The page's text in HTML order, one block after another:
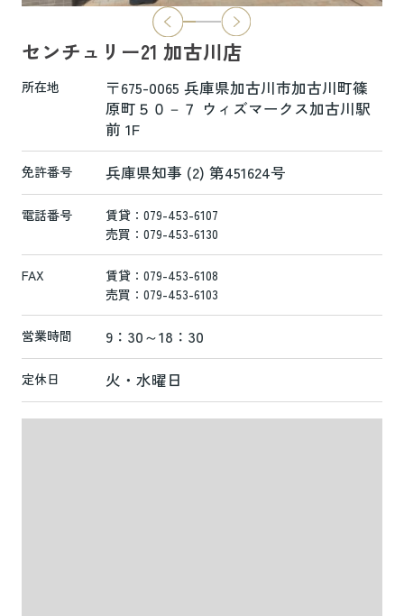
本日より新ホームページへ完全移行にな
新ホームページは検索も楽々♪スマホに
も対応済！
より見やすくなっております！
是非一度ご覧ください(^^♪
センチュリー21 加古川店
所在地
〒675-0065 兵庫県加古川市加古川町篠
原町５０－７ ウィズマークス加古川駅
前 1F
免許番号 兵庫県知事 (2) 第451624号
電話番号
賃貸：079-453-6107
売買：079-453-6130
FAX
賃貸：079-453-6108
売買：079-453-6103
営業時間 9：30～18：30
定休日 火・水曜日